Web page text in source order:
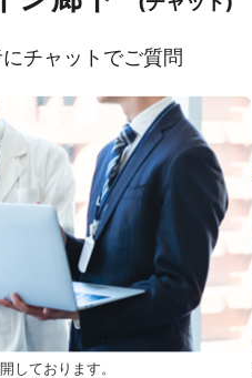
チャットでご質問
しております。